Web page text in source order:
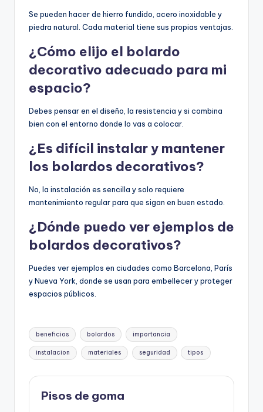
Se pueden hacer de hierro fundido, acero inoxidable y
piedra natural. Cada material tiene sus propias ventajas.
¿Cómo elijo el bolardo
decorativo adecuado para mi
espacio?
Debes pensar en el diseño, la resistencia y si combina
bien con el entorno donde lo vas a colocar.
¿Es difícil instalar y mantener
los bolardos decorativos?
No, la instalación es sencilla y solo requiere
mantenimiento regular para que sigan en buen estado.
¿Dónde puedo ver ejemplos de
bolardos decorativos?
Puedes ver ejemplos en ciudades como Barcelona, París
y Nueva York, donde se usan para embellecer y proteger
espacios públicos.
Etiquetas:
beneficios bolardos importancia
instalacion materiales seguridad tipos
Pisos de goma